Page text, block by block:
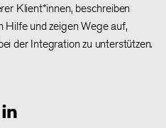
Klient*innen, beschreiben
Hilfe und zeigen Wege auf,
der Integration zu unterstützen.